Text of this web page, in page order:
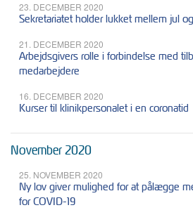
23. DECEMBER 2020
Sekretariatet holder lukket mellem jul
21. DECEMBER 2020
Arbejdsgivers rolle i forbindelse med
medarbejdere
16. DECEMBER 2020
Kurser til klinikpersonalet i en coronatid
November 2020
25. NOVEMBER 2020
Ny lov giver mulighed for at pålægge
for COVID-19